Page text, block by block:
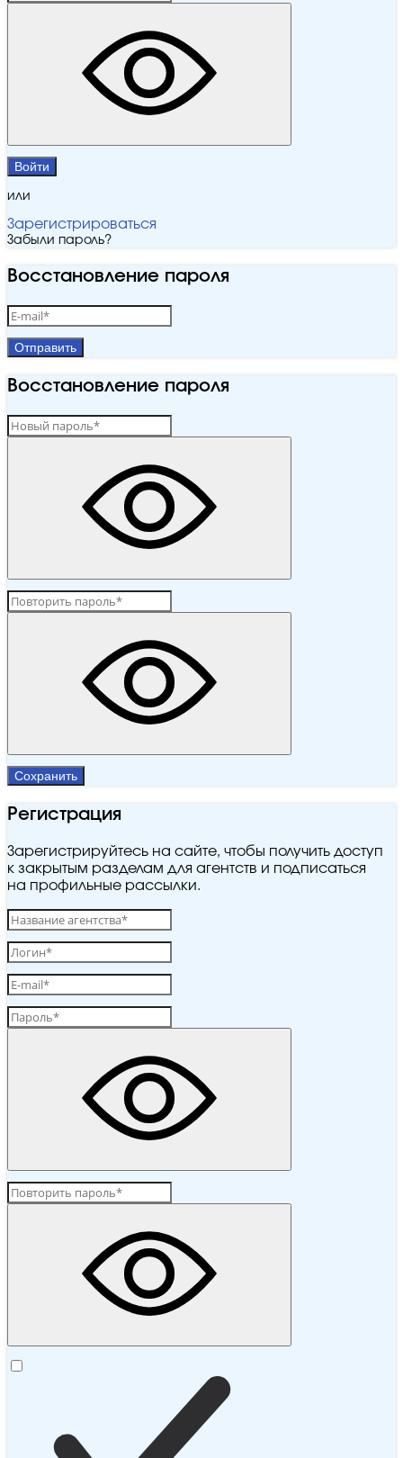
Войти
или
Зарегистрироваться
Забыли пароль?
Восстановление пароля
Отправить
Восстановление пароля
Сохранить
Регистрация
Зарегистрируйтесь на сайте, чтобы получить доступ
к закрытым разделам для агентств и подписаться
на профильные рассылки.